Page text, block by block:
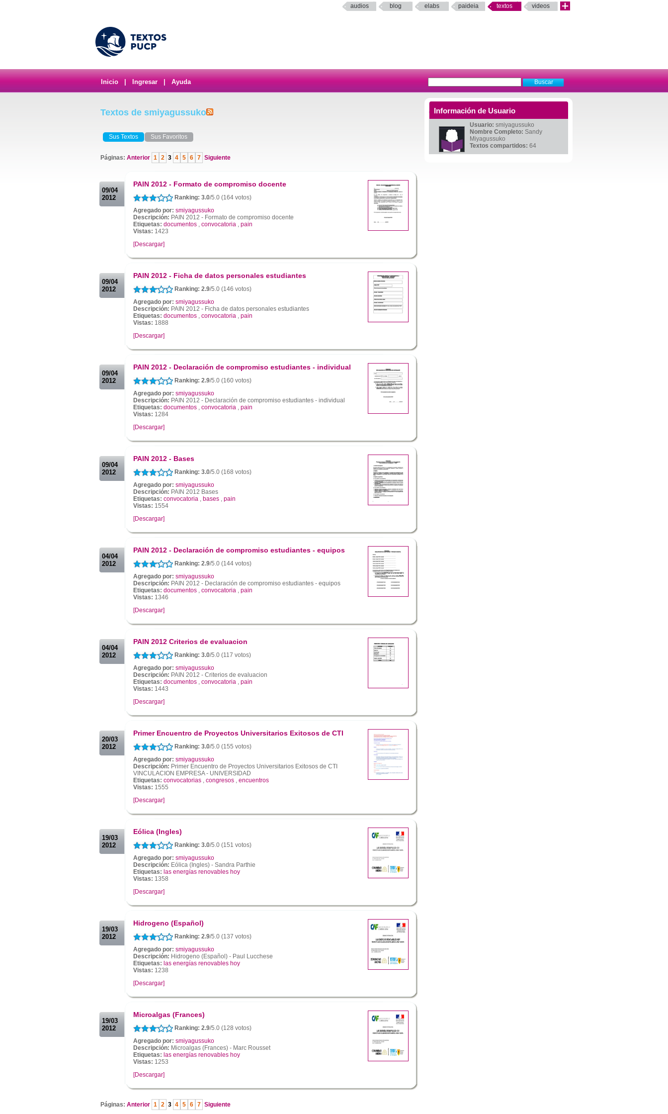
audios blog elabs paideia textos videos
Inicio Ingresar Ayuda
Información de Usuario
Usuario: smiyagussuko
Nombre Completo: Sandy
Miyagussuko
Textos compartidos: 64
Textos de smiyagussuko
Sus Textos Sus Favoritos
Páginas: Anterior 1 2 3 4 5 6 7 Siguiente
09/04
2012
PAIN 2012 - Formato de compromiso docente
Ranking: 3.0/5.0 (164 votos)
Agregado por: smiyagussuko
Descripción: PAIN 2012 - Formato de compromiso docente
Etiquetas: documentos convocatoria
pain
Vistas: 1423
[Descargar]
09/04
2012
PAIN 2012 - Ficha de datos personales estudiantes
Ranking: 2.9/5.0 (146 votos)
Agregado por: smiyagussuko
Descripción: PAIN 2012 - Ficha de datos personales estudiantes
Etiquetas: documentos convocatoria
pain
Vistas: 1888
[Descargar]
09/04
2012
PAIN 2012 - Declaración de compromiso estudiantes - individual
Ranking: 2.9/5.0 (160 votos)
Agregado por: smiyagussuko
Descripción: PAIN 2012 - Declaración de compromiso estudiantes - individual
Etiquetas: documentos convocatoria
pain
Vistas: 1284
[Descargar]
09/04
2012
PAIN 2012 - Bases
Ranking: 3.0/5.0 (168 votos)
Agregado por: smiyagussuko
Descripción: PAIN 2012 Bases
Etiquetas: convocatoria bases
pain
Vistas: 1554
[Descargar]
04/04
2012
PAIN 2012 - Declaración de compromiso estudiantes - equipos
Ranking: 2.9/5.0 (144 votos)
Agregado por: smiyagussuko
Descripción: PAIN 2012 - Declaración de compromiso estudiantes - equipos
Etiquetas: documentos convocatoria
pain
Vistas: 1346
[Descargar]
04/04
2012
PAIN 2012 Criterios de evaluacion
Ranking: 3.0/5.0 (117 votos)
Agregado por: smiyagussuko
Descripción: PAIN 2012 - Criterios de evaluacion
Etiquetas: documentos convocatoria
pain
Vistas: 1443
[Descargar]
20/03
2012
Primer Encuentro de Proyectos Universitarios Exitosos de CTI
Ranking: 3.0/5.0 (155 votos)
Agregado por: smiyagussuko
Descripción: Primer Encuentro de Proyectos Universitarios Exitosos de CTI
VINCULACION EMPRESA - UNIVERSIDAD
Etiquetas: convocatorias congresos
encuentros
Vistas: 1555
[Descargar]
19/03
2012
Eólica (Ingles)
Ranking: 3.0/5.0 (151 votos)
Agregado por: smiyagussuko
Descripción: Eólica (Ingles) - Sandra Parthie
Etiquetas: las energías renovables hoy
Vistas: 1358
[Descargar]
19/03
2012
Hidrogeno (Español)
Ranking: 2.9/5.0 (137 votos)
Agregado por: smiyagussuko
Descripción: Hidrogeno (Español) - Paul Lucchese
Etiquetas: las energías renovables hoy
Vistas: 1238
[Descargar]
19/03
2012
Microalgas (Frances)
Ranking: 2.9/5.0 (128 votos)
Agregado por: smiyagussuko
Descripción: Microalgas (Frances) - Marc Rousset
Etiquetas: las energías renovables hoy
Vistas: 1253
[Descargar]
Páginas: Anterior 1 2 3 4 5 6 7 Siguiente